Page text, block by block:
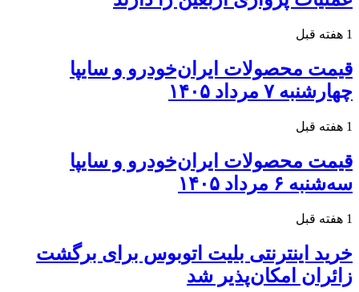
1 هفته قبل
قیمت محصولات ایران‌خودرو و سایپا
چهارشنبه ۷ مرداد ۱۴۰۵
1 هفته قبل
قیمت محصولات ایران‌خودرو و سایپا
سه‌شنبه ۶ مرداد ۱۴۰۵
1 هفته قبل
خرید اینترنتی بلیت اتوبوس برای برگشت
زائران امکان‌پذیر شد